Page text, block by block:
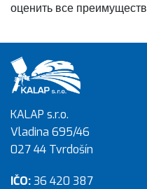
оценить все
KALAP s.r.o.
Vladina 695/46
027 44 Tvrdošín
IČO:36 420 387